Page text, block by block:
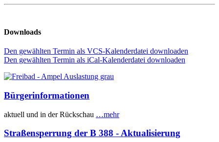
Downloads
Den gewählten Termin als VCS-Kalenderdatei downloaden
Den gewählten Termin als iCal-Kalenderdatei downloaden
Bürgerinformationen
aktuell und in der Rückschau …mehr
Straßensperrung der B 388 - Aktualisierung